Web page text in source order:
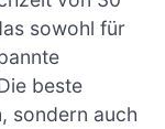
sowohl für
beste
sondern auch